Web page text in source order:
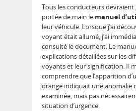
Tous les conducteurs devraient
portée de main le manuel
leur véhicule. Lorsque j’ai
voyant était allumé, j’ai
consulté le document. Le
explications détaillées sur les
voyants et leur signification. Il
comprendre que l’apparition
orange indiquait une anomalie
examinée, mais pas
situation d’urgence.